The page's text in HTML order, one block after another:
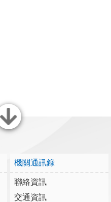
關閉
機關通訊錄
聯絡資訊
交通資訊